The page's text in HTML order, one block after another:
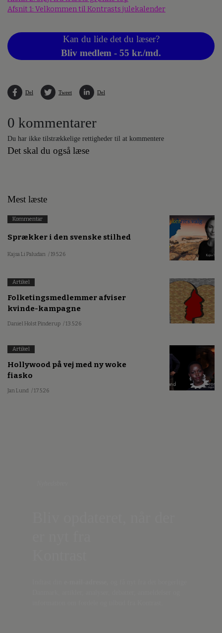
Afsnit 1: Velkommen til Kontrasts julekalender
Kan du lide det du læser?
Bliv medlem - 55 kr./md.
Del Tweet Del
0 kommentarer
Du har ikke tilstrækkelige rettigheder til at kommentere
Det skal du også læse
Mest læste
Kommentar
Sprækker i den svenske stilhed
Kajsa Li Paludan / 19.5.26
Artikel
Folketingsmedlemmer afviser
kvinde-kampagne
Daniel Holst Pinderup / 13.5.26
Artikel
Hollywood på vej med ny woke
fiasko
Jan Lund / 17.5.26